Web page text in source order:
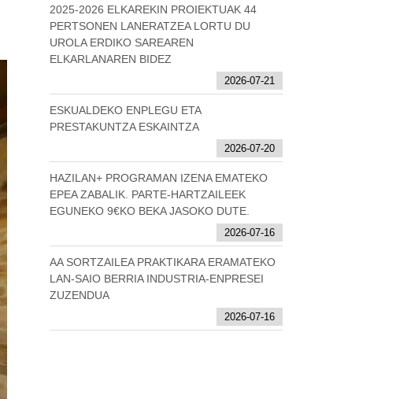
2025-2026 ELKAREKIN PROIEKTUAK 44
PERTSONEN LANERATZEA LORTU DU
UROLA ERDIKO SAREAREN
ELKARLANAREN BIDEZ
2026-07-21
ESKUALDEKO ENPLEGU ETA
PRESTAKUNTZA ESKAINTZA
2026-07-20
HAZILAN+ PROGRAMAN IZENA EMATEKO
EPEA ZABALIK. PARTE-HARTZAILEEK
EGUNEKO 9€KO BEKA JASOKO DUTE.
2026-07-16
AA SORTZAILEA PRAKTIKARA ERAMATEKO
LAN-SAIO BERRIA INDUSTRIA-ENPRESEI
ZUZENDUA
2026-07-16